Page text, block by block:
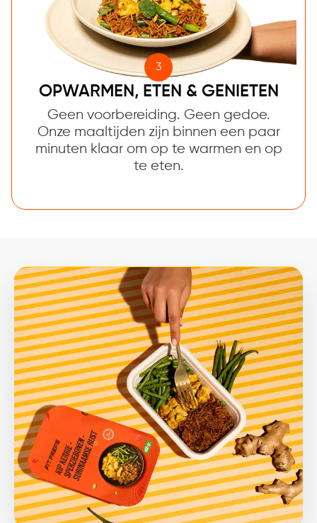
3
OPWARMEN, ETEN & GENIETEN
Geen voorbereiding. Geen gedoe.
Onze maaltijden zijn binnen een paar
minuten klaar om op te warmen en op
te eten.